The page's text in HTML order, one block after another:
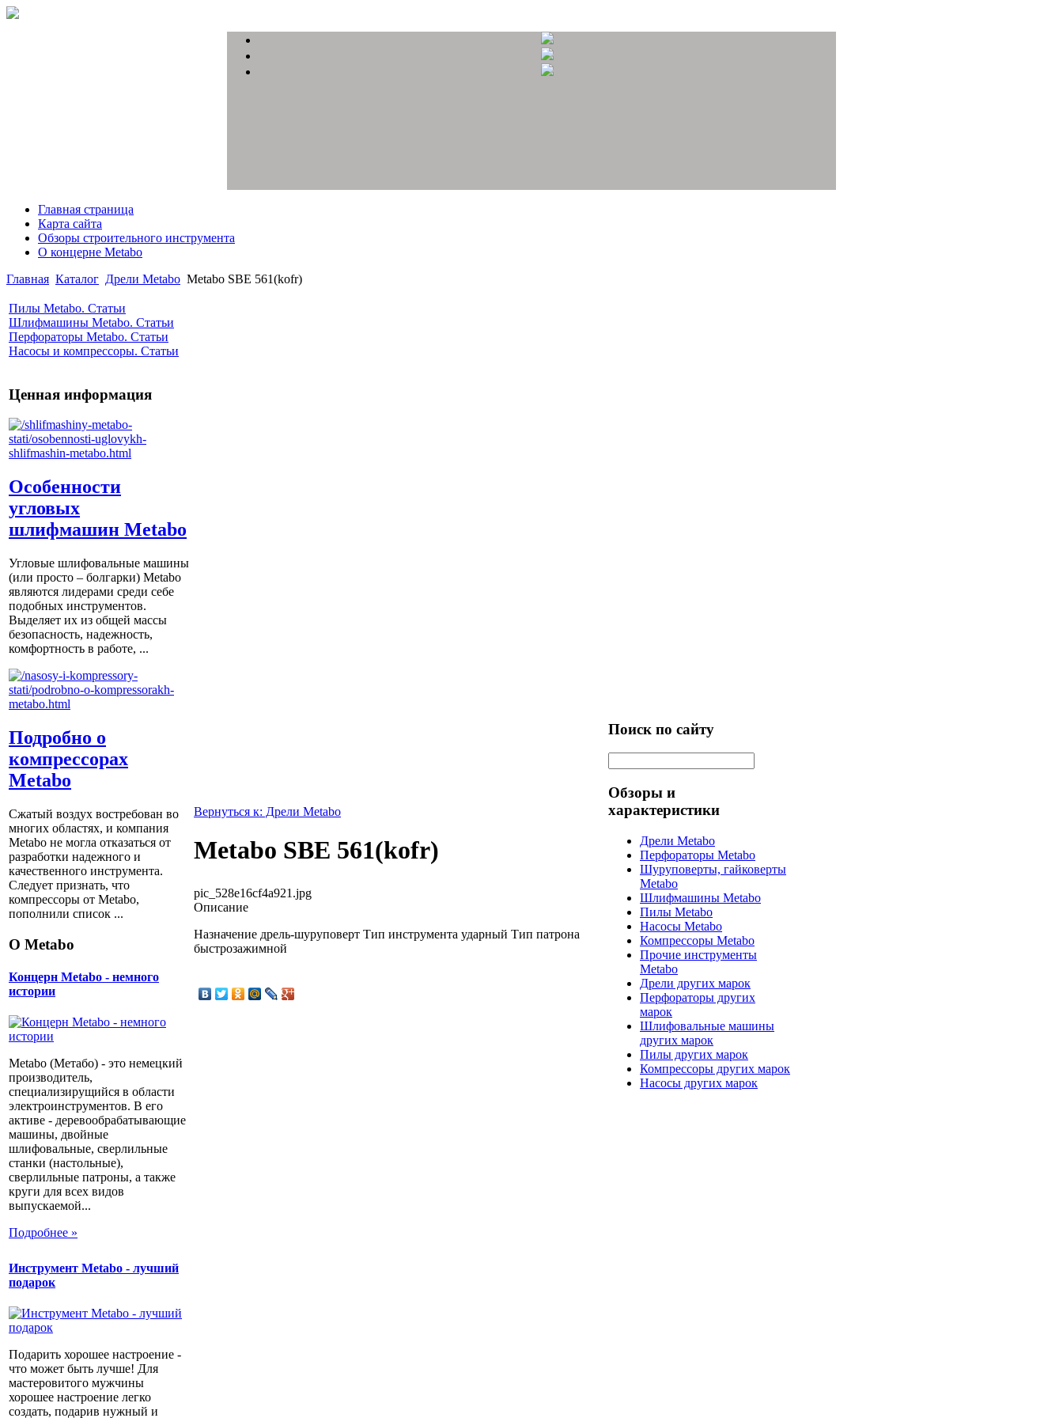
Главная страница
Карта сайта
Обзоры строительного инструмента
О концерне Metabo
Главная Каталог Дрели Metabo Metabo SBE 561(kofr)
Пилы Metabo. Статьи
Шлифмашины Metabo. Статьи
Перфораторы Metabo. Статьи
Насосы и компрессоры. Статьи
Ценная информация
Особенности
угловых
шлифмашин Metabo
Угловые шлифовальные машины
(или просто – болгарки) Мetabo
являются лидерами среди себе
подобных инструментов.
Выделяет их из общей массы
безопасность, надежность,
комфортность в работе, ...
Подробно о
компрессорах
Metabo
Сжатый воздух востребован во
многих областях, и компания
Metabo не могла отказаться от
разработки надежного и
качественного инструмента.
Следует признать, что
компрессоры от Metabо,
пополнили список ...
О Metabo
Концерн Metabo - немного
истории
Metabo (Метабо) - это немецкий
производитель,
специализирущийся в области
электроинструментов. В его
активе - деревообрабатывающие
машины, двойные
шлифовальные, сверлильные
станки (настольные),
сверлильные патроны, а также
круги для всех видов
выпускаемой...
Подробнее »
Инструмент Metabo - лучший
подарок
Подарить хорошее настроение -
что может быть лучше! Для
мастеровитого мужчины
хорошее настроение легко
создать, подарив нужный и
Вернуться к: Дрели Metabo
Metabo SBE 561(kofr)
pic_528e16cf4a921.jpg
Описание
Назначение дрель-шуруповерт Тип инструмента ударный Тип патрона
быстрозажимной
Поиск по сайту
Обзоры и
характеристики
Дрели Metabo
Перфораторы Metabo
Шуруповерты, гайковерты
Metabo
Шлифмашины Metabo
Пилы Metabo
Насосы Metabo
Компрессоры Metabo
Прочие инструменты
Metabo
Дрели других марок
Перфораторы других
марок
Шлифовальные машины
других марок
Пилы других марок
Компрессоры других марок
Насосы других марок